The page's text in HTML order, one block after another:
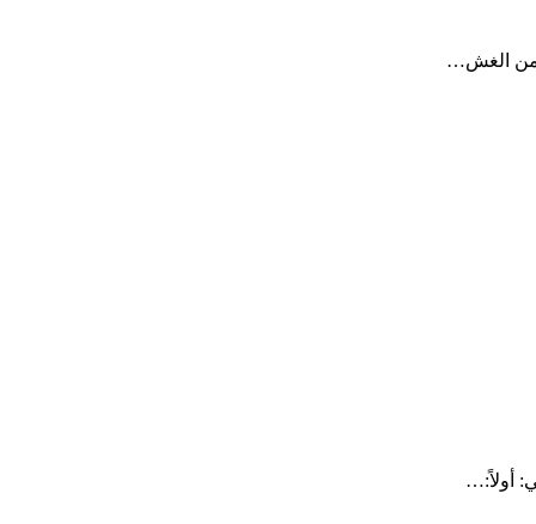
من الغش…
أولاً:…